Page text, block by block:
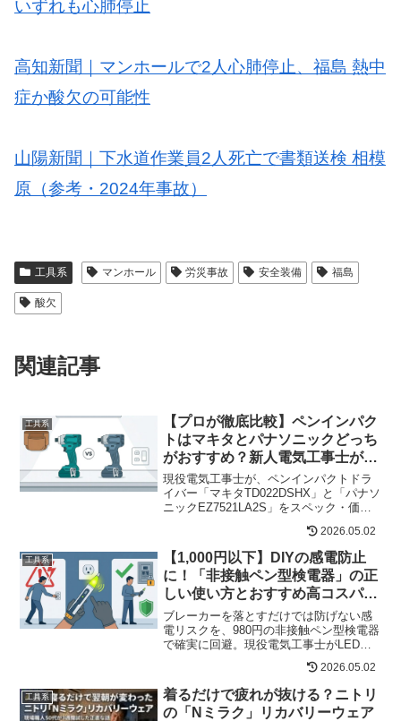
いずれも心肺停止
高知新聞｜マンホールで2人心肺停止、福島 熱中
症か酸欠の可能性
山陽新聞｜下水道作業員2人死亡で書類送検 相模
原（参考・2024年事故）
工具系 マンホール 労災事故 安全装備 福島
酸欠
関連記事
工具系
【プロが徹底比較】ペンインパク
トはマキタとパナソニックどっち
がおすすめ？新人電気工事士が最
初に買うべき理由
現役電気工事士が、ペンインパクトドラ
イバー「マキタTD022DSHX」と「パナソ
ニックEZ7521LA2S」をスペック・価
格・現場での使い勝手で徹底比較。新人
が最初の1台に選ぶべきモデルを結論付け
ます。
2026.05.02
工具系
【1,000円以下】DIYの感電防止
に！「非接触ペン型検電器」の正
しい使い方とおすすめ高コスパ電
圧テスター
ブレーカーを落とすだけでは防げない感
電リスクを、980円の非接触ペン型検電器
で確実に回避。現役電気工事士がLED＋
ブザー付きモデルの正しい使い方・動作
2026.05.02
工具系
着るだけで疲れが抜ける？ニトリ
の「Nミラク」リカバリーウェア